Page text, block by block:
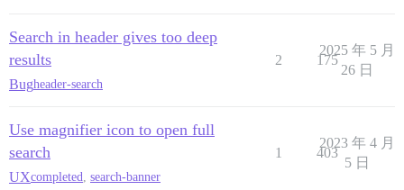
Search in header gives too deep
results
Bugheader-search
2 175
2025 年 5 月
26 日
Use magnifier icon to open full
search
UXcompleted, search-banner
1 403
2023 年 4 月
5 日